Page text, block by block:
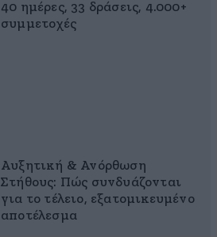
40 ημέρες, 33 δράσεις, 4.000+
συμμετοχές
Αυξητική & Ανόρθωση
Στήθους: Πώς συνδυάζονται
για το τέλειο, εξατομικευμένο
αποτέλεσμα